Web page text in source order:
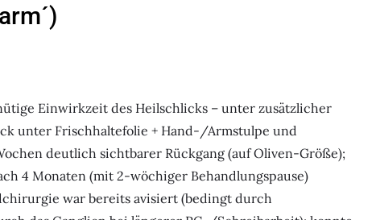
Einwirkzeit des Heilschlicks – unter zusätzlicher
unter Frischhaltefolie + Hand-/Armstulpe und
deutlich sichtbarer Rückgang (auf Oliven-Größe);
4 Monaten (mit 2-wöchiger Behandlungspause)
war bereits avisiert (bedingt durch